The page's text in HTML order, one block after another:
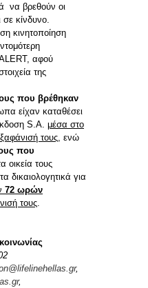
να βρεθούν οι
σε κίνδυνο.
κινητοποίηση
αφού
της
που βρέθηκαν
είχαν καταθέσει
S.A. μέσα στο
τους , ενώ
που
οικεία τους
δικαιολογητικά για
72 ωρών
τους
,
,